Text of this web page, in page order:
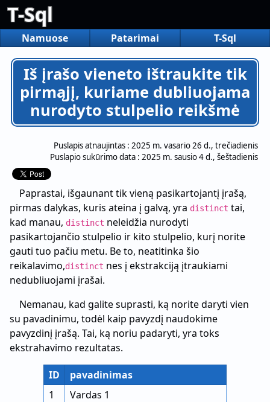
T-Sql
Namuose Patarimai T-Sql
Iš įrašo vieneto ištraukite tik
pirmąjį, kuriame dubliuojama
nurodyto stulpelio reikšmė
Puslapis atnaujintas : 2025 m. vasario 26 d., trečiadienis
Puslapio sukūrimo data : 2025 m. sausio 4 d., šeštadienis
Paprastai, išgaunant tik vieną pasikartojantį įrašą,
pirmas dalykas, kuris ateina į galvą, yra distinct tai,
kad manau, distinct neleidžia nurodyti
pasikartojančio stulpelio ir kito stulpelio, kurį norite
gauti tuo pačiu metu. Be to, neatitinka šio
reikalavimo,distinct nes į ekstrakciją įtraukiami
nedubliuojami įrašai.
Nemanau, kad galite suprasti, ką norite daryti vien
su pavadinimu, todėl kaip pavyzdį naudokime
pavyzdinį įrašą. Tai, ką noriu padaryti, yra toks
ekstrahavimo rezultatas.
ID
pavadinimas
1
Vardas 1